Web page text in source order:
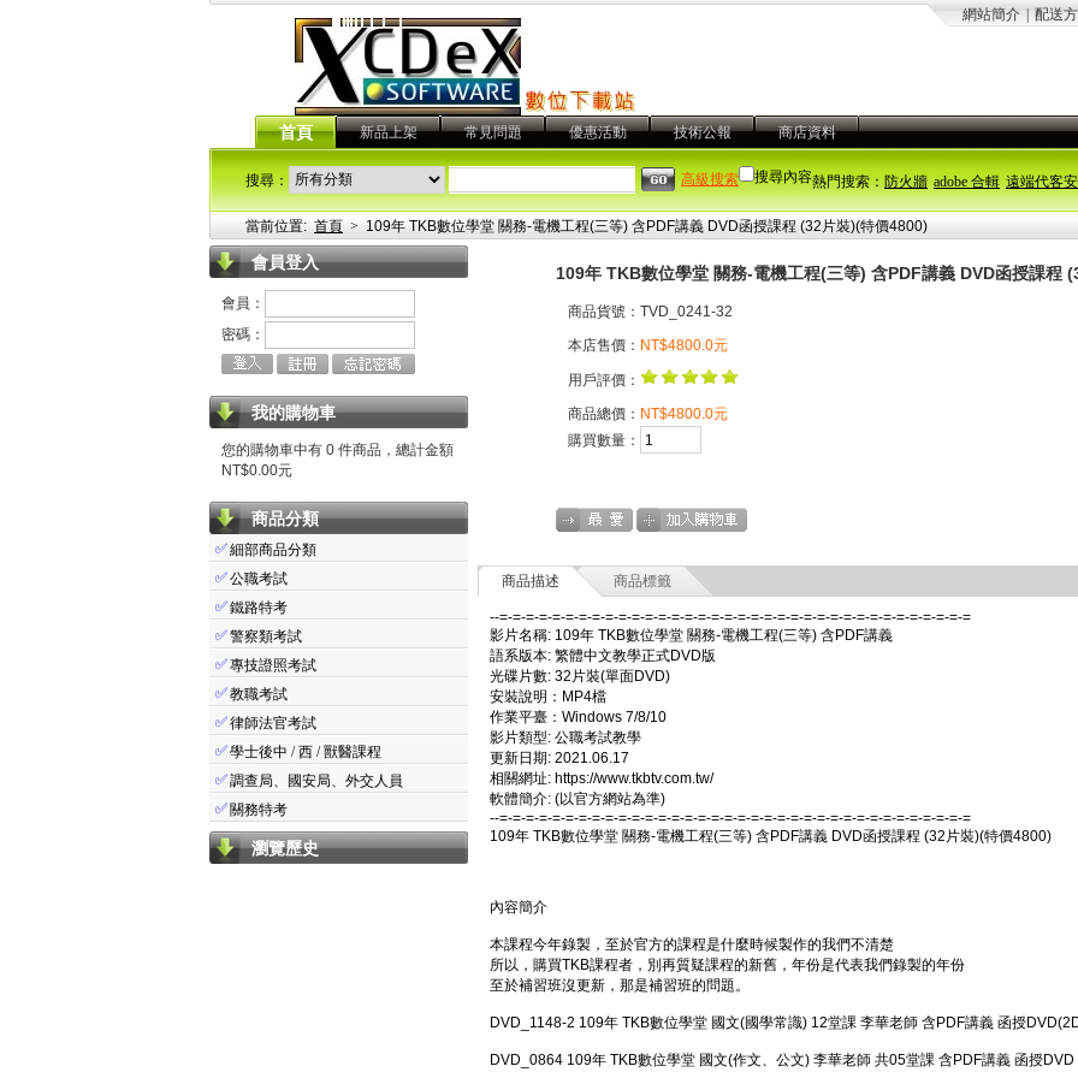
網站簡介 配送
首頁 新品上架 常見問題 優惠活動 技術公報 商店資料
熱門搜索：防火牆 adobe 合輯 遠端代客
搜尋： 搜尋內容
高級搜索
當前位置: 首頁 > 109年 TKB數位學堂 關務-電機工程(三等) 含PDF講義 DVD函授課程 (32片裝)(特價4800)
會員登入
會員：
密碼：
我的購物車
您的購物車中有 0 件商品，總計金額
NT$0.00元
商品分類
✅細部商品分類
✅公職考試
✅鐵路特考
✅警察類考試
✅專技證照考試
✅教職考試
✅律師法官考試
✅學士後中 / 西 / 獸醫課程
✅調查局、國安局、外交人員
✅ 關務特考
瀏覽歷史
109年 TKB數位學堂 關務-電機工程(三等) 含PDF講義 DVD函授課程
商品貨號：TVD_0241-32
本店售價： NT$4800.0元
用戶評價：
商品總價： NT$4800.0元
購買數量：
商品描述 商品標籤
--=-=-=-=-=-=-=-=-=-=-=-=-=-=-=-=-=-=-=-=-=-=-=-=-=-=-=-=-=-=-=-=-=-=-=-=
影片名稱: 109年 TKB數位學堂 關務-電機工程(三等) 含PDF講義
語系版本: 繁體中文教學正式DVD版
光碟片數: 32片裝(單面DVD)
安裝說明：MP4檔
作業平臺：Windows 7/8/10
影片類型: 公職考試教學
更新日期: 2021.06.17
相關網址: https://www.tkbtv.com.tw/
軟體簡介: (以官方網站為準)
--=-=-=-=-=-=-=-=-=-=-=-=-=-=-=-=-=-=-=-=-=-=-=-=-=-=-=-=-=-=-=-=-=-=-=-=
109年 TKB數位學堂 關務-電機工程(三等) 含PDF講義 DVD函授課程 (32片裝)(特價4800)
內容簡介
本課程今年錄製，至於官方的課程是什麼時候製作的我們不清楚
所以，購買TKB課程者，別再質疑課程的新舊，年份是代表我們錄製的年份
至於補習班沒更新，那是補習班的問題。
DVD_1148-2 109年 TKB數位學堂 國文(國學常識) 12堂課 李華老師 含PDF講義 函授
DVD_0864 109年 TKB數位學堂 國文(作文、公文) 李華老師 共05堂課 含PDF講義 函授DVD